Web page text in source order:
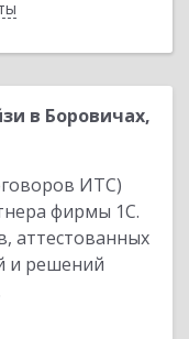
в Боровичах,
ИТС)
фирмы 1С.
аттестованных
и решений